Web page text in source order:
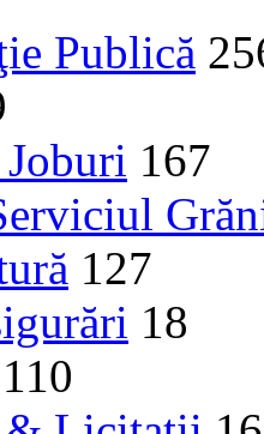
Publică
167
127
18
110